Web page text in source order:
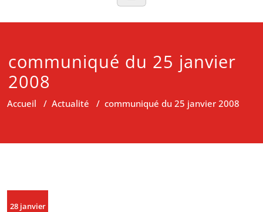
communiqué du 25 janvier
2008
Accueil / Actualité / communiqué du 25 janvier 2008
28 janvier